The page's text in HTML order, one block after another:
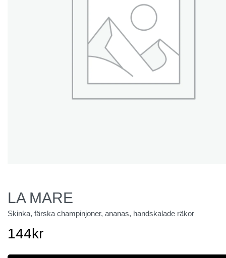
LA MARE
Skinka, färska champinjoner, ananas, handskalade räkor
144kr